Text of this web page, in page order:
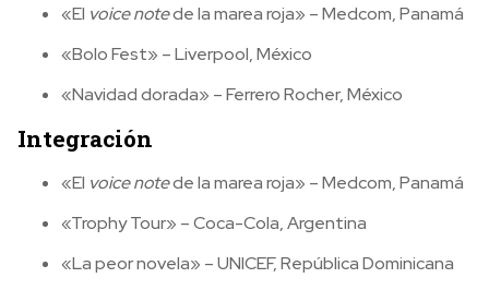
«El voice notede la marea roja» – Medcom, Panamá
«Bolo Fest» – Liverpool, México
«Navidad dorada» – Ferrero Rocher, México
Integración
«El voice notede la marea roja» – Medcom, Panamá
«Trophy Tour» – Coca-Cola, Argentina
«La peor novela» – UNICEF, República Dominicana